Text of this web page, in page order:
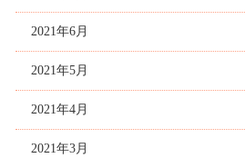
2021年6月
2021年5月
2021年4月
2021年3月